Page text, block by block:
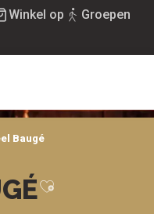
Winkel op Groepen
Baugé
Ajouter aux